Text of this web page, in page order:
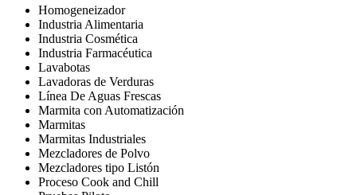
Homogeneizador
Industria Alimentaria
Industria Cosmética
Industria Farmacéutica
Lavabotas
Lavadoras de Verduras
Línea De Aguas Frescas
Marmita con Automatización
Marmitas
Marmitas Industriales
Mezcladores de Polvo
Mezcladores tipo Listón
Proceso Cook and Chill